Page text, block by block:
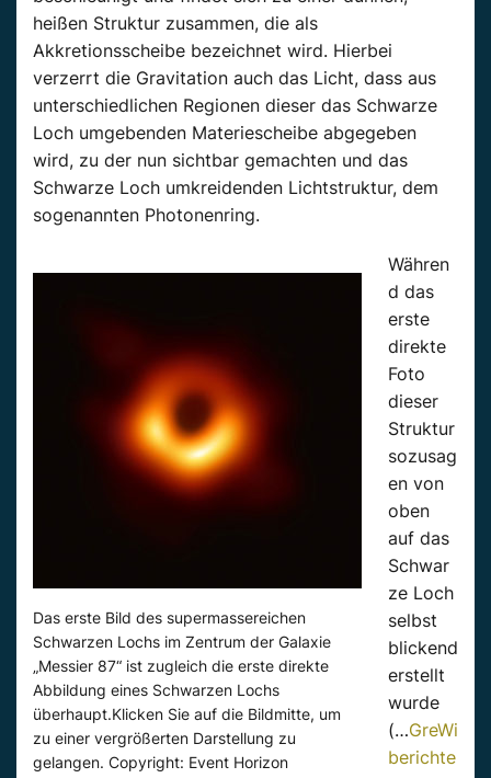
heißen Struktur zusammen, die als
Akkretionsscheibe bezeichnet wird. Hierbei
verzerrt die Gravitation auch das Licht, dass aus
unterschiedlichen Regionen dieser das Schwarze
Loch umgebenden Materiescheibe abgegeben
wird, zu der nun sichtbar gemachten und das
Schwarze Loch umkreidenden Lichtstruktur, dem
sogenannten Photonenring.
Das erste Bild des supermassereichen
Schwarzen Lochs im Zentrum der Galaxie
„Messier 87“ ist zugleich die erste direkte
Abbildung eines Schwarzen Lochs
überhaupt.Klicken Sie auf die Bildmitte, um
zu einer vergrößerten Darstellung zu
gelangen. Copyright: Event Horizon
Währen
d das
erste
direkte
Foto
dieser
Struktur
sozusag
en von
oben
auf das
Schwar
ze Loch
selbst
blickend
erstellt
wurde
(…GreWi
berichte